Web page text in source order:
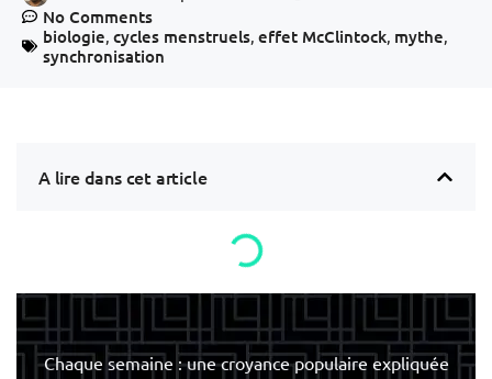
No Comments
biologie, cycles menstruels, effet McClintock, mythe,
synchronisation
A lire dans cet article
Chaque semaine : une croyance populaire expliquée